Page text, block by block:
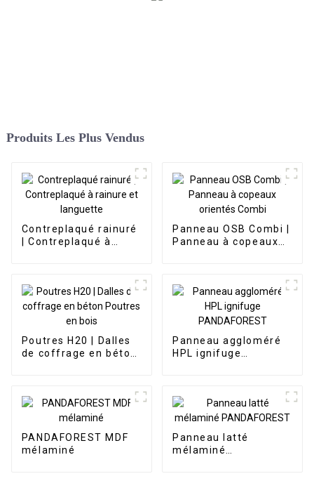
Produits Les Plus Vendus
Contreplaqué rainuré
| Contreplaqué à
Panneau OSB Combi |
Panneau à copeaux
Poutres H20 | Dalles
de coffrage en béton
Panneau aggloméré
HPL ignifuge
PANDAFOREST MDF
mélaminé
Panneau latté
mélaminé